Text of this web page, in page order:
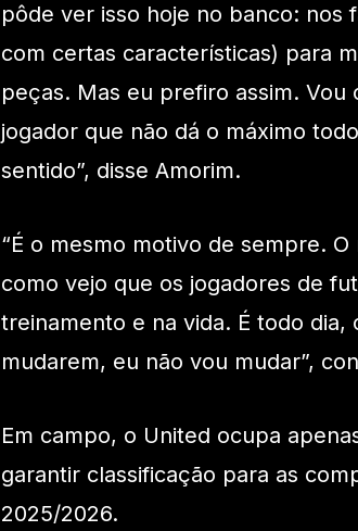
pôde ver isso hoje no banco:
com certas características) para
peças. Mas eu prefiro assim.
jogador que não dá o máximo
sentido”, disse Amorim.
“É o mesmo motivo de sempre.
como vejo que os jogadores de
treinamento e na vida. É todo dia,
mudarem, eu não vou mudar”,
Em campo, o United ocupa
garantir classificação para as
2025/2026.